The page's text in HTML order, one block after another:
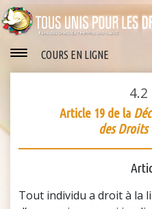
COURS EN LIGNE
4.2
Article 19 de la
des Droits
Tout individu a droit à la